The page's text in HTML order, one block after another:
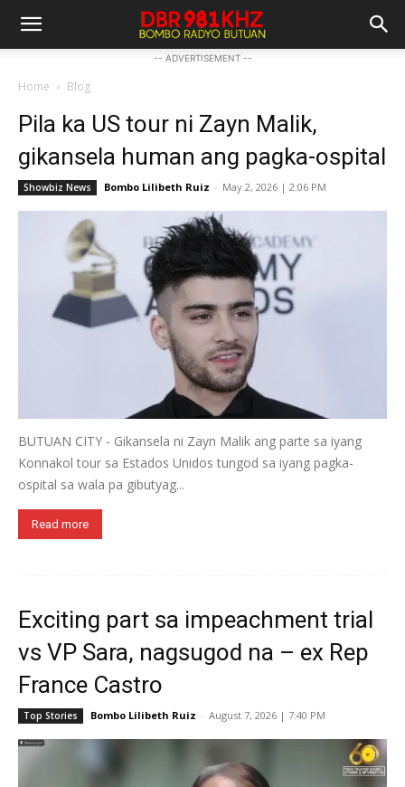
-- ADVERTISEMENT --
Home Blog
Pila ka US tour ni Zayn Malik,
gikansela human ang pagka-ospital
Showbiz News Bombo Lilibeth Ruiz - May 2, 2026 | 2:06 PM
BUTUAN CITY - Gikansela ni Zayn Malik ang parte sa iyang
Konnakol tour sa Estados Unidos tungod sa iyang pagka-
ospital sa wala pa gibutyag...
Read more
Exciting part sa impeachment trial
vs VP Sara, nagsugod na – ex Rep
France Castro
Top Stories Bombo Lilibeth Ruiz - August 7, 2026 | 7:40 PM